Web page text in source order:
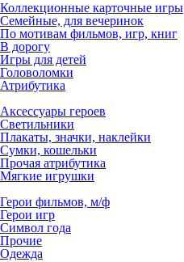
Коллекционные карточные игры
Семейные, для вечеринок
По мотивам фильмов, игр, книг
В дорогу
Игры для детей
Головоломки
Атрибутика
Аксессуары героев
Светильники
Плакаты, значки, наклейки
Сумки, кошельки
Прочая атрибутика
Мягкие игрушки
Герои фильмов, м/ф
Герои игр
Символ года
Прочие
Одежда